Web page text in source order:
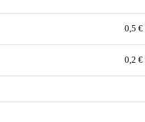
0,5 €
0,2 €